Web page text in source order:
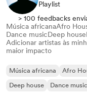
Playlist
> 100 feedbacks
Música africanaAfro
Dance musicDeep house
Adicionar artistas às
maior impacto
Música africana
Afro
Deep house
Dance music